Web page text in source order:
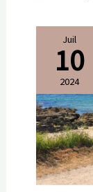
Juil
10
2024